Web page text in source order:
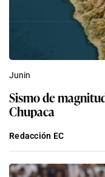
Junin
Sismo de
Chupaca
Redacción EC